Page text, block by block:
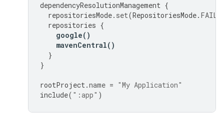
dependencyResolutionManagement {
repositoriesMode. set(RepositoriesMode.
repositories {
google()
mavenCentral()
}
}
rootProject.name = "My Application"
include( ":app" )